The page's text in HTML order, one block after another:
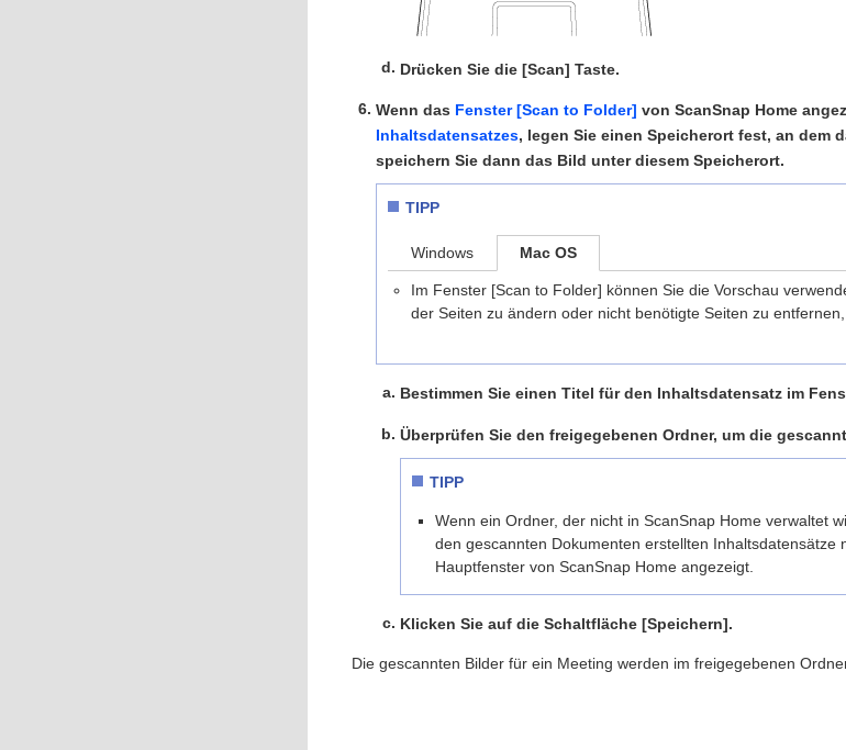
Drücken Sie die [Scan] Taste.
Wenn das Fenster [Scan to Folder] von ScanSnap Home
Inhaltsdatensatzes, legen Sie einen Speicherort fest, an dem
speichern Sie dann das Bild unter diesem Speicherort.
TIPP
Windows Mac OS
Im Fenster [Scan to Folder] können Sie die Vorschau
der Seiten zu ändern oder nicht benötigte Seiten zu
Bestimmen Sie einen Titel für den Inhaltsdatensatz im
Überprüfen Sie den freigegebenen Ordner, um die
TIPP
Wenn ein Ordner, der nicht in ScanSnap Home verwaltet
den gescannten Dokumenten erstellten Inhaltsdatensätze
Hauptfenster von ScanSnap Home angezeigt.
Klicken Sie auf die Schaltfläche [Speichern].
Die gescannten Bilder für ein Meeting werden im freigegebenen